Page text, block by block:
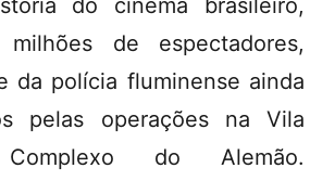
do cinema brasileiro,
de espectadores,
da polícia fluminense ainda
pelas operações na Vila
do Alemão.